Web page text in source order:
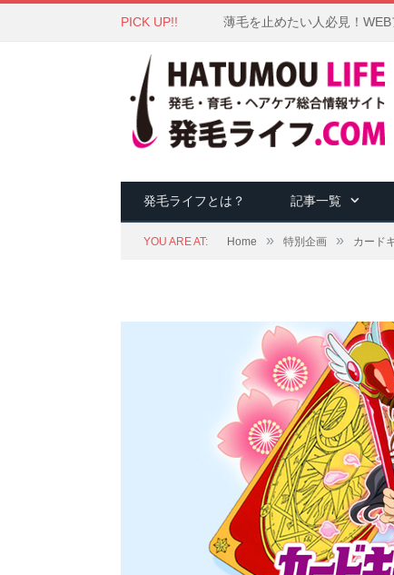
PICK UP!! 薄毛を止めたい人必見！
発毛ライフとは？ 記事一覧
YOU ARE AT: Home » 特別企画 » カード